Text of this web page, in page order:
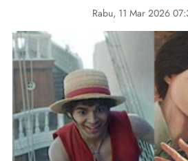
Rabu, 11 Mar 2026